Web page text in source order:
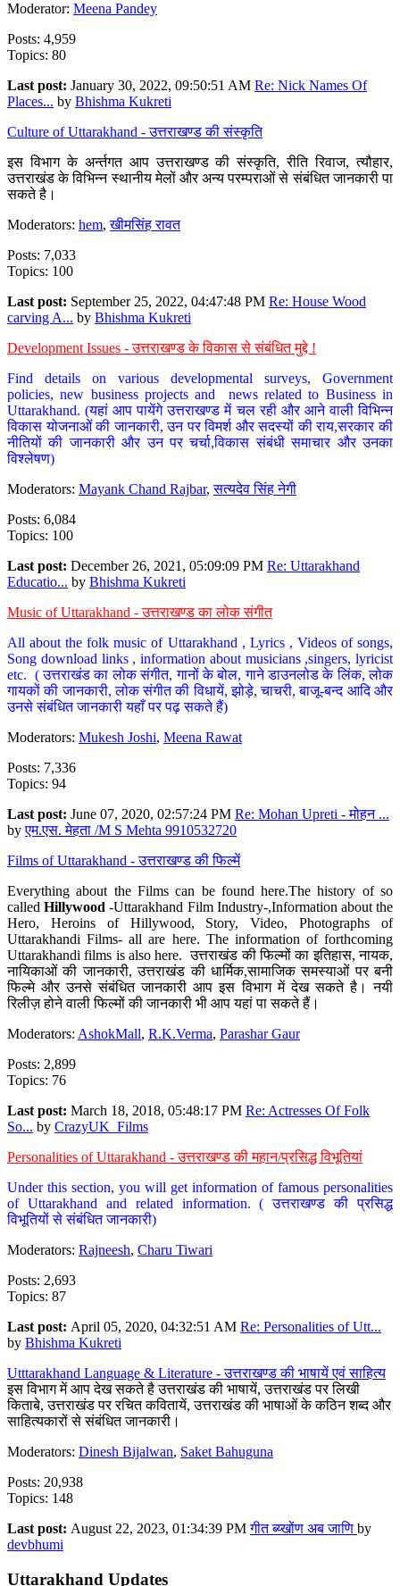
Moderator: Meena Pandey
Posts: 4,959
Topics: 80
Last post: January 30, 2022, 09:50:51 AM Re: Nick Names Of
Places... by Bhishma Kukreti
Culture of Uttarakhand - उत्तराखण्ड की संस्कृति
इस विभाग के अर्न्तगत आप उत्तराखण्ड की संस्कृति, रीति रिवाज, त्यौहार,
उत्तराखंड के विभिन्न स्थानीय मेलों और अन्य परम्पराओं से संबंधित जानकारी पा
सकते है।
Moderators: hem,खीमसिंह रावत
Posts: 7,033
Topics: 100
Last post: September 25, 2022, 04:47:48 PM Re: House Wood
carving A... by Bhishma Kukreti
Development Issues - उत्तराखण्ड के विकास से संबंधित मुद्दे !
Find details on various developmental surveys, Government
policies, new business projects and news related to Business in
Uttarakhand. (यहां आप पायेंगे उत्तराखण्ड में चल रही और आने वाली विभिन्न
विकास योजनाओं की जानकारी, उन पर विमर्श और सदस्यों की राय,सरकार की
नीतियों की जानकारी और उन पर चर्चा,विकास संबंधी समाचार और उनका
विश्लेषण)
Moderators: Mayank Chand Rajbar,सत्यदेव सिंह नेगी
Posts: 6,084
Topics: 100
Last post: December 26, 2021, 05:09:09 PM Re: Uttarakhand
Educatio... by Bhishma Kukreti
Music of Uttarakhand - उत्तराखण्ड का लोक संगीत
All about the folk music of Uttarakhand , Lyrics , Videos of songs,
Song download links , information about musicians ,singers, lyricist
etc. ( उत्तराखंड का लोक संगीत, गानों के बोल, गाने डाउनलोड के लिंक, लोक
गायकों की जानकारी, लोक संगीत की विधायें, झोड़े, चाचरी, बाजू-बन्द आदि और
उनसे संबंधित जानकारी यहाँ पर पढ़ सकते हैं)
Moderators: Mukesh Joshi, Meena Rawat
Posts: 7,336
Topics: 94
Last post: June 07, 2020, 02:57:24 PM Re: Mohan Upreti - मोहन ...
byएम.एस. मेहता /M S Mehta 9910532720
Films of Uttarakhand - उत्तराखण्ड की फिल्में
Everything about the Films can be found here.The history of so
calledHillywood-Uttarakhand Film Industry-,Information about the
Hero, Heroins of Hillywood, Story, Video, Photographs of
Uttarakhandi Films- all are here. The information of forthcoming
Uttarakhandi films is also here. उत्तराखंड की फिल्मों का इतिहास, नायक,
नायिकाओं की जानकारी, उत्तराखंड की धार्मिक,सामाजिक समस्याओं पर बनी
फिल्मे और उनसे संबंधित जानकारी आप इस विभाग में देख सकते है। नयी
रिलीज़ होने वाली फिल्मों की जानकारी भी आप यहां पा सकते हैं।
Moderators: AshokMall, R.K.Verma, Parashar Gaur
Posts: 2,899
Topics: 76
Last post: March 18, 2018, 05:48:17 PM Re: Actresses Of Folk
So... by CrazyUK_Films
Personalities of Uttarakhand - उत्तराखण्ड की महान/प्रसिद्ध विभूतियां
Under this section, you will get information of famous personalities
of Uttarakhand and related information. ( उत्तराखण्ड की प्रसिद्ध
विभूतियों से संबंधित जानकारी)
Moderators: Rajneesh, Charu Tiwari
Posts: 2,693
Topics: 87
Last post: April 05, 2020, 04:32:51 AM Re: Personalities of Utt...
by Bhishma Kukreti
Utttarakhand Language & Literature - उत्तराखण्ड की भाषायें एवं साहित्य
इस विभाग में आप देख सकते है उत्तराखंड की भाषायें, उत्तराखंड पर लिखी
किताबे, उत्तराखंड पर रचित कवितायें, उत्तराखंड की भाषाओं के कठिन शब्द और
साहित्यकारों से संबंधित जानकारी।
Moderators: Dinesh Bijalwan, Saket Bahuguna
Posts: 20,938
Topics: 148
Last post: August 22, 2023, 01:34:39 PMगीत ब्य्खोंण अब जाणि by
devbhumi
Uttarakhand Updates